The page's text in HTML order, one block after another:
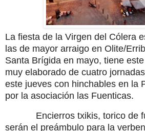
La fiesta de la Virgen del Cólera
las de mayor arraigo en Olite/
Santa Brígida en mayo, tiene
muy elaborado de cuatro
este jueves con hinchables en la
por la asociación las Fuenticas.
Encierros txikis, torico de
serán el preámbulo para la